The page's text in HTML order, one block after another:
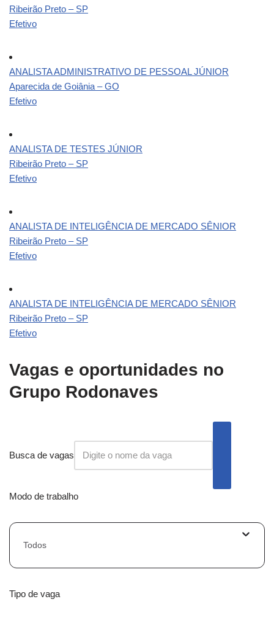
Ribeirão Preto – SP
Efetivo
ANALISTA ADMINISTRATIVO DE PESSOAL JÚNIOR
Aparecida de Goiânia – GO
Efetivo
ANALISTA DE TESTES JÚNIOR
Ribeirão Preto – SP
Efetivo
ANALISTA DE INTELIGÊNCIA DE MERCADO SÊNIOR
Ribeirão Preto – SP
Efetivo
ANALISTA DE INTELIGÊNCIA DE MERCADO SÊNIOR
Ribeirão Preto – SP
Efetivo
Vagas e oportunidades no
Grupo Rodonaves
Busca de vagas
Modo de trabalho
Todos
Tipo de vaga